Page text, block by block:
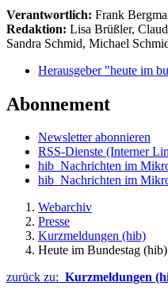
Verantwortlich: Frank
Redaktion: Lisa Brüßler,
Sandra Schmid, Michael
Herausgeber "heute im
Abonnement
Newsletter abonnieren
RSS-Dienste (Interner
hib_Nachrichten im
hib_Nachrichten im
Webarchiv
Presse
Kurzmeldungen (hib)
Heute im Bundestag (hib)
zurück zu: Kurzmeldungen